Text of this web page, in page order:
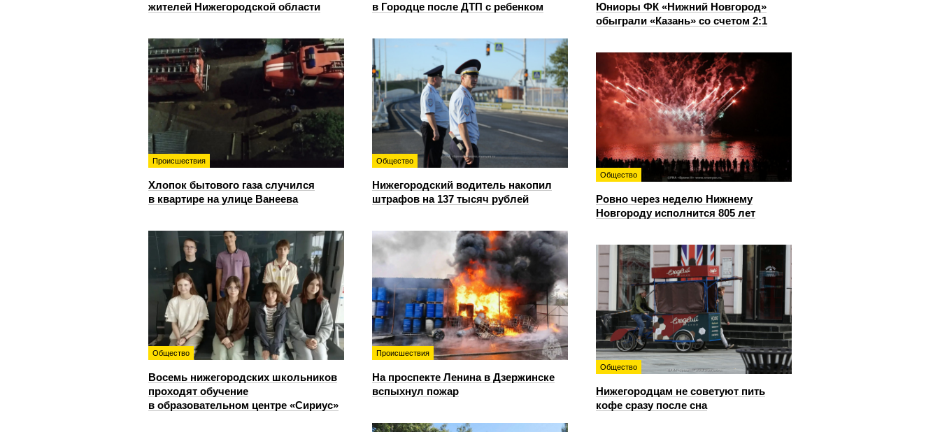
жителей Нижегородской области
в Городце после ДТП с ребенком
Юниоры ФК «Нижний Новгород»
обыграли «Казань» со счетом 2:1
Происшествия
Хлопок бытового газа случился
в квартире на улице Ванеева
Общество
Нижегородский водитель накопил
штрафов на 137 тысяч рублей
Общество
Ровно через неделю Нижнему
Новгороду исполнится 805 лет
Общество
Восемь нижегородских школьников
проходят обучение
в образовательном центре «Сириус»
Происшествия
На проспекте Ленина в Дзержинске
вспыхнул пожар
Общество
Нижегородцам не советуют пить
кофе сразу после сна